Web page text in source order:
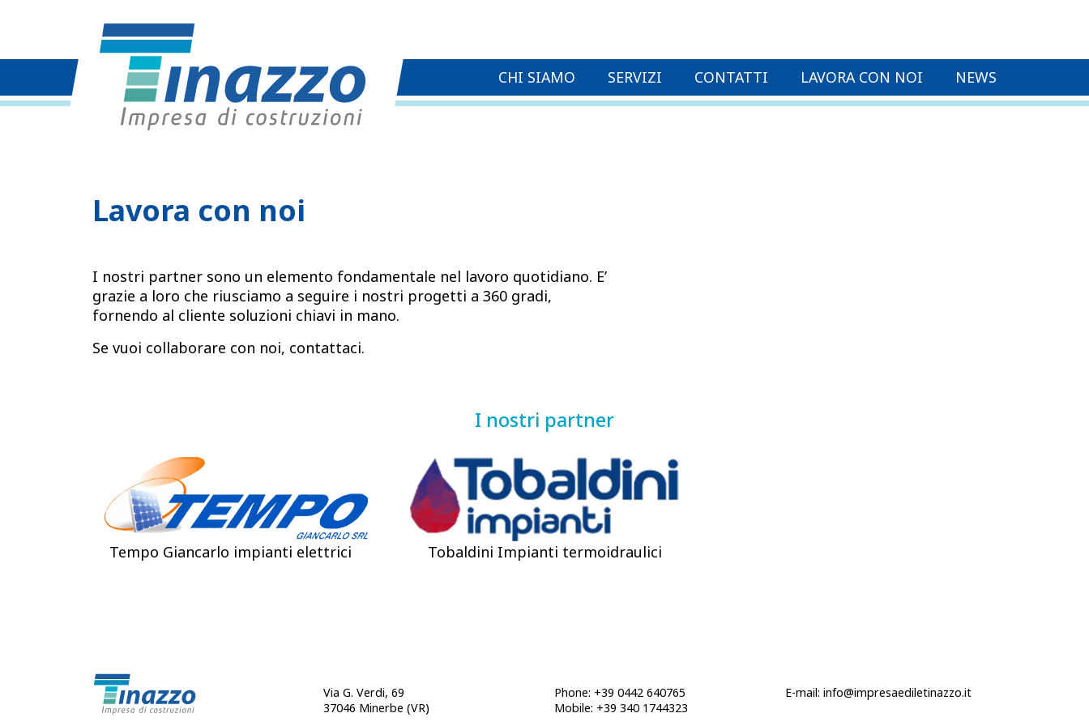
CHI SIAMO SERVIZI CONTATTI LAVORA CON NOI NEWS
Lavora con noi
I nostri partner sono un elemento fondamentale nel lavoro quotidiano. E’
grazie a loro che riusciamo a seguire i nostri progetti a 360 gradi,
fornendo al cliente soluzioni chiavi in mano.
Se vuoi collaborare con noi, contattaci.
I nostri partner
Tempo Giancarlo impianti elettrici Tobaldini Impianti termoidraulici
Via G. Verdi, 69
37046 Minerbe (VR)
Phone: +39 0442 640765
Mobile: +39 340 1744323
E-mail: info@impresaediletinazzo.it